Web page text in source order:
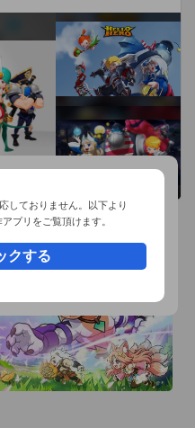
Team mode in FIFA 14 for
PlayStation®3, or PC
the second time you
Console or PC
Ultimate Team features
App for FIFA 14 is
German, Spanish, and
しておりません。以下より
プリをご覧頂けます。
クする